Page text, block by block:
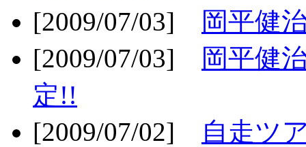
[2009/07/03]
岡平健
[2009/07/03]
岡平健
定!!
[2009/07/02]
自走ツ